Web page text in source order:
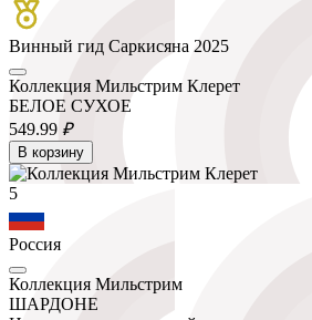
Винный гид Саркисяна 2025
Коллекция Мильстрим Клерет
БЕЛОЕ СУХОЕ
549.99 ₽
В корзину
5
Россия
Коллекция Мильстрим
ШАРДОНЕ